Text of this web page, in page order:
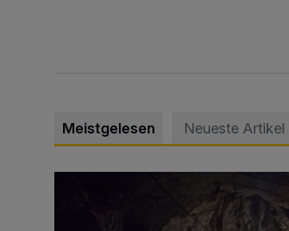
Meistgelesen Neueste Artikel